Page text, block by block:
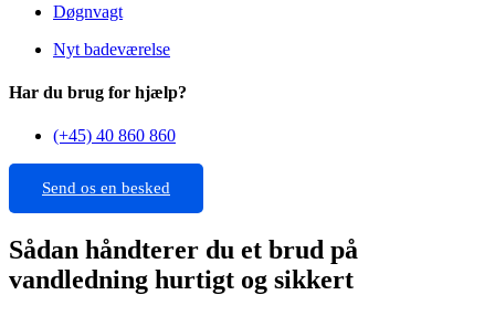
Døgnvagt
Nyt badeværelse
Har du brug for hjælp?
(+45) 40 860 860
Send os en besked
Sådan håndterer du et brud på
vandledning hurtigt og sikkert